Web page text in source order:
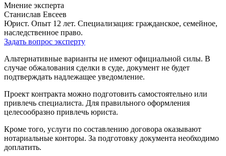
Мнение эксперта
Станислав Евсеев
Юрист. Опыт 12 лет. Специализация: гражданское, семейное,
наследственное право.
Задать вопрос эксперту
Альтернативные варианты не имеют официальной силы. В
случае обжалования сделки в суде, документ не будет
подтверждать надлежащее уведомление.
Проект контракта можно подготовить самостоятельно или
привлечь специалиста. Для правильного оформления
целесообразно привлечь юриста.
Кроме того, услуги по составлению договора оказывают
нотариальные конторы. За подготовку документа необходимо
доплатить.